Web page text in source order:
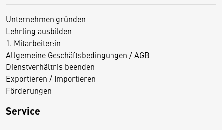
Unternehmen gründen
Lehrling ausbilden
1. Mitarbeiter:in
Allgemeine Geschäftsbedingungen / AGB
Dienstverhältnis beenden
Exportieren / Importieren
Förderungen
Service